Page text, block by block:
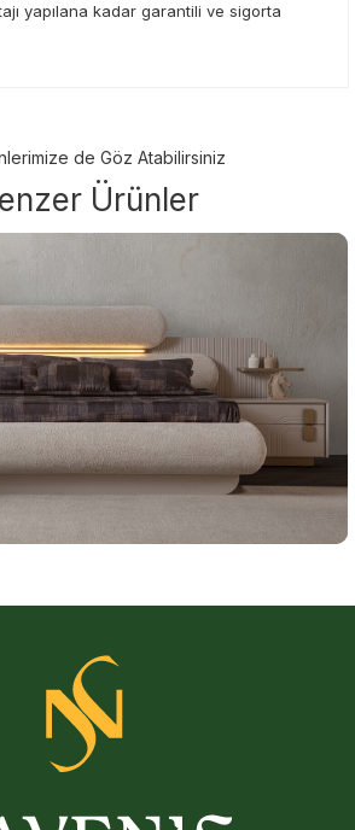
yapılana kadar garantili ve sigorta
de Göz Atabilirsiniz
Ürünler